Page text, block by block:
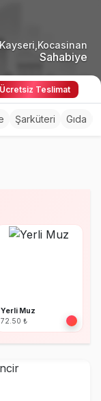
Kayseri,Kocasinan
Sahabiye
Ücretsiz Teslimat
Şarküteri Gıda
Yerli Muz
72.50 ₺